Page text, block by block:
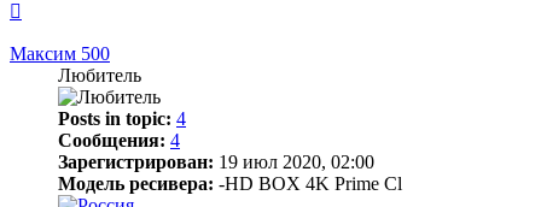
началу
Максим 500
Любитель
Posts in topic: 4
Сообщения: 4
Зарегистрирован: 19 июл 2020, 02:00
Модель ресивера: -HD BOX 4K Prime Cl